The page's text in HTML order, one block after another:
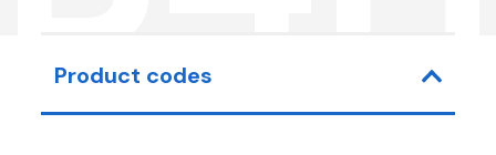
Product codes